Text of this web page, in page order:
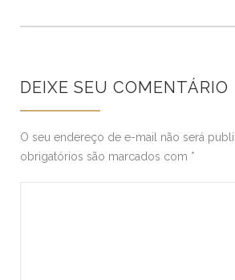
DEIXE SEU COMENTÁRIO
O seu endereço de e-mail não será
obrigatórios são marcados com *